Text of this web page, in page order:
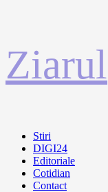
la
conținut
Ziarul
Primary
Menu
Stiri
DIGI24
Editoriale
Cotidian
Contact